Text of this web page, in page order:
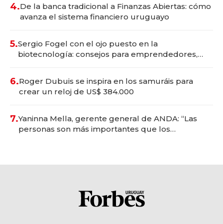
4.De la banca tradicional a Finanzas Abiertas: cómo
avanza el sistema financiero uruguayo
5.Sergio Fogel con el ojo puesto en la
biotecnología: consejos para emprendedores,
6.Roger Dubuis se inspira en los samuráis para
crear un reloj de US$ 384.000
7.Yaninna Mella, gerente general de ANDA: “Las
personas son más importantes que los